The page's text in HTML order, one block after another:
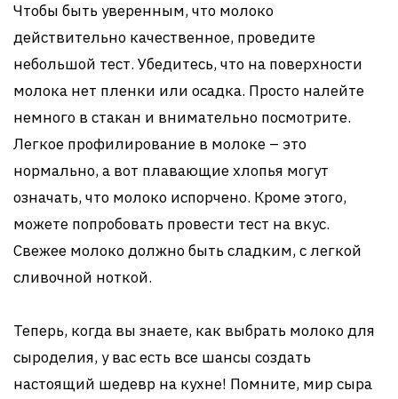
Чтобы быть уверенным, что молоко
действительно качественное, проведите
небольшой тест. Убедитесь, что на поверхности
молока нет пленки или осадка. Просто налейте
немного в стакан и внимательно посмотрите.
Легкое профилирование в молоке – это
нормально, а вот плавающие хлопья могут
означать, что молоко испорчено. Кроме этого,
можете попробовать провести тест на вкус.
Свежее молоко должно быть сладким, с легкой
сливочной ноткой.
Теперь, когда вы знаете, как выбрать молоко для
сыроделия, у вас есть все шансы создать
настоящий шедевр на кухне! Помните, мир сыра